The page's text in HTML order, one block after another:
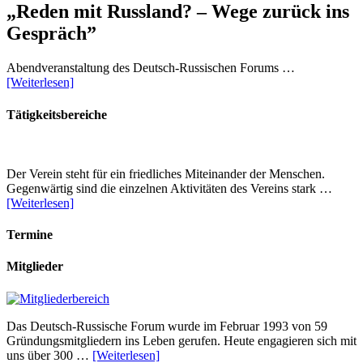
„Reden mit Russland? – Wege zurück ins
Gespräch”
Abendveranstaltung des Deutsch-Russischen Forums …
[Weiterlesen]
Tätigkeitsbereiche
Der Verein steht für ein friedliches Miteinander der Menschen.
Gegenwärtig sind die einzelnen Aktivitäten des Vereins stark …
[Weiterlesen]
Termine
Mitglieder
Das Deutsch-Russische Forum wurde im Februar 1993 von 59
Gründungsmitgliedern ins Leben gerufen. Heute engagieren sich mit
uns über 300 … [Weiterlesen]